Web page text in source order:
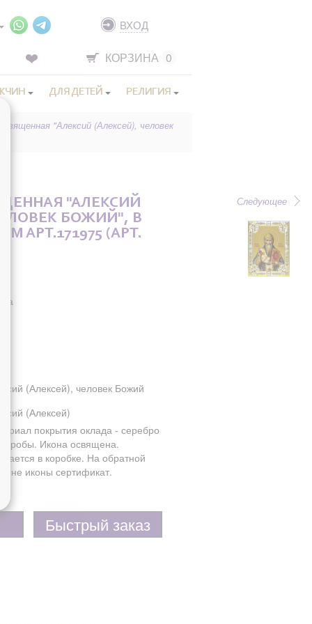
ВХОД
КОРЗИНА 0
ДЛЯ ДЕТЕЙ РЕЛИГИЯ
освященная "Алексий (Алексей), человек
Следующее
"АЛЕКСИЙ
БОЖИЙ", В
АРТ.171975 (АРТ.
(Алексей), человек Божий
(Алексей)
покрытия оклада - серебро
пробы. Икона освящена.
в коробке. На обратной
иконы сертификат.
Быстрый заказ